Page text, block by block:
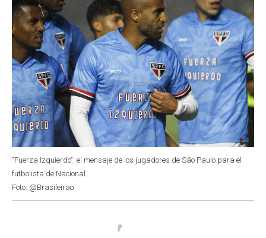
"Fuerza Izquierdo": el mensaje de los jugadores de São Paulo para el
futbolista de Nacional.
Foto: @Brasileirao